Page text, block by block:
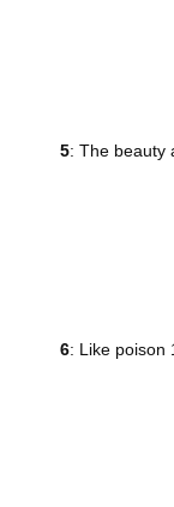
5: The beauty
6: Like poison